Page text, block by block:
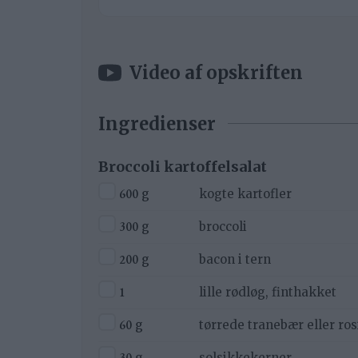
Video af opskriften
Ingredienser
Broccoli kartoffelsalat
▢
600 g kogte kartofler
▢
300 g broccoli
▢
200 g bacon i tern
▢1 lille rødløg, finthakket
▢
60 g tørrede tranebær eller
▢